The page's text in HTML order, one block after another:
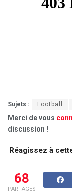
Sujets : Football
Merci de vous
discussion !
Réagissez à
68
PARTAGES